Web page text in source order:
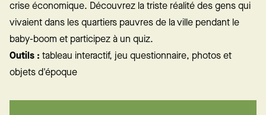
crise économique. Découvrez la triste réalité des gens qui
vivaient dans les quartiers pauvres de la ville pendant le
baby-boom et participez à un quiz.
Outils : tableau interactif, jeu questionnaire, photos et
objets d'époque